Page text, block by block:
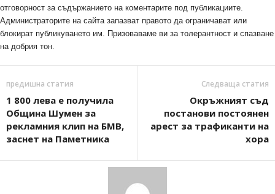
отговорност за съдържанието на коментарите под публикациите.
Администраторите на сайта запазват правото да ограничават или
блокират публикуването им. Призоваваме ви за толерантност и спазване
на добрия тон.
предишна статия
1 800 лева е получила
Община Шумен за
рекламния клип на БМВ,
заснет на Паметника
Следваща статия
Окръжният съд
постанови постоянен
арест за трафиканти на
хора